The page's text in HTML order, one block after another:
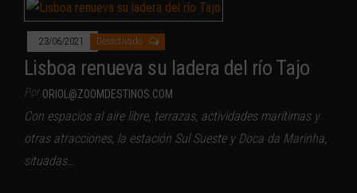
23/06/2021 Desactivado
Lisboa renueva su ladera del río Tajo
Por ORIOL@ZOOMDESTINOS.COM
Con espacios al aire libre, terrazas, actividades marítimas y
otras atracciones, la estación Sul Sueste y Doca da Marinha,
situadas…